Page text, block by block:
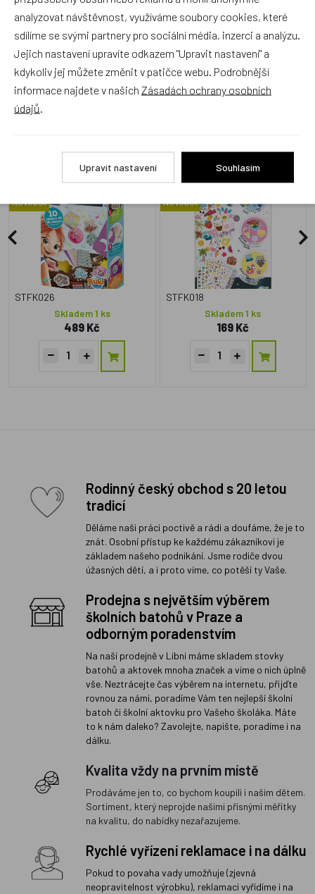
Přidat hodnocení
Alternativní zboží
BUKI 4allKids - Sada 3D
samolepek - Kawai
NOVINKA
STFK026
Skladem 1 ks
489 Kč
BUKI 4allKIDS Sada 200 +
samolepek - motiv Léto
NOVINKA
STFK018
Skladem 1 ks
169 Kč
Rodinný český obchod s 20 letou
tradicí
Děláme naši práci poctivě a rádi a doufáme, že je to
znát. Osobní přístup ke každému zákazníkovi je
základem našeho podnikání. Jsme rodiče dvou
úžasných dětí, a i proto víme, co potěší ty Vaše.
Prodejna s největším výběrem
školních batohů v Praze a
odborným poradenstvím
Na naší prodejně v Libni máme skladem stovky
batohů a aktovek mnoha značek a víme o nich úplně
vše. Neztrácejte čas výběrem na internetu, přijďte
rovnou za námi, poradíme Vám ten nejlepší školní
batoh či školní aktovku pro Vašeho školáka. Máte
to k nám daleko? Zavolejte, napište, poradíme i na
dálku.
Kvalita vždy na prvním místě
Prodáváme jen to, co bychom koupili i našim dětem.
Sortiment, který neprojde našimi přísnými měřítky
na kvalitu, do nabídky nezařazujeme.
Rychlé vyřízení reklamace i na dálku
Pokud to povaha vady umožňuje (zjevná
neopravitelnost výrobku), reklamaci vyřídíme i na
analyzovat návštěvnost, využíváme soubory cookies, které
sdílíme se svými partnery pro sociální média, inzerci a analýzu.
Jejich nastavení upravíte odkazem "Upravit nastavení" a
kdykoliv jej můžete změnit v patičce webu. Podrobnější
informace najdete v našich Zásadách ochrany osobních
údajů
Upravit nastavení Souhlasím